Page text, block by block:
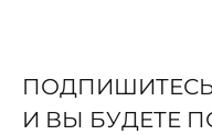
И ВЫ БУДЕТЕ